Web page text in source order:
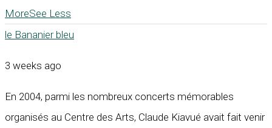
MoreSee Less
le Bananier bleu
3 weeks ago
En 2004, parmi les nombreux concerts mémorables
organisés au Centre des Arts, Claude Kiavué avait fait venir